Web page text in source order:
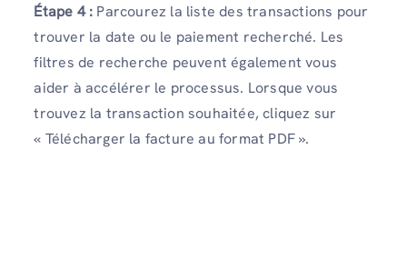
Étape 4 : Parcourez la liste des transactions pour
trouver la date ou le paiement recherché. Les
filtres de recherche peuvent également vous
aider à accélérer le processus. Lorsque vous
trouvez la transaction souhaitée, cliquez sur
« Télécharger la facture au format PDF ».